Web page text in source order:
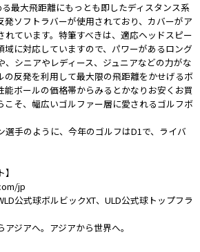
最大飛距離にもっとも即したディスタンス系
発ソフトラバーが使用されており、カバーがア
れています。特筆すべきは、適応ヘッドスピー
域に対応していますので、パワーがあるロング
、シニアやレディース、ジュニアなどの力がな
の反発を利用して最大限の飛距離をかせげるボ
能ボールの価格帯からみるとかなりお安くお買
こそ、幅広いゴルファー層に愛されるゴルフボ
選手のように、今年のゴルフはD1で、ライバ
jp
公式球ボルビックXT、ULD公式球トップフラ
ジアへ。アジアから世界へ。